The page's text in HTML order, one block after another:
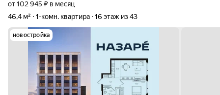
от 102 945 ₽ в месяц
46,4 м²
1-комн. квартира 16 этаж из 43
новостройка